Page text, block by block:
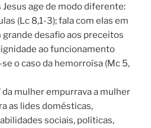
Jesus age de modo diferente:
(Lc 8,1-3); fala com elas em
grande desafio aos preceitos
ao funcionamento
o caso da hemorroísa (Mc 5,
da mulher empurrava a mulher
as lides domésticas,
sociais, políticas,